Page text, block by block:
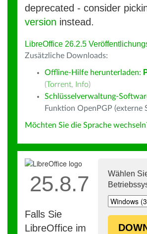
deprecated - consider
version instead.
LibreOffice 26.2.5
Zusätzliche Downloads:
Offline-Hilfe herunterladen:
(Torrent, Info)
Schlüsselverwaltung-
Funktion OpenPGP (externe
Möchten Sie die Sprache
Wählen
25.8.7
Falls Sie
LibreOffice im